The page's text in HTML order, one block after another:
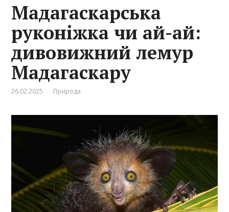
Мадагаскарська
руконіжка чи ай-ай:
дивовижний лемур
Мадагаскару
26.02.2025 Природа